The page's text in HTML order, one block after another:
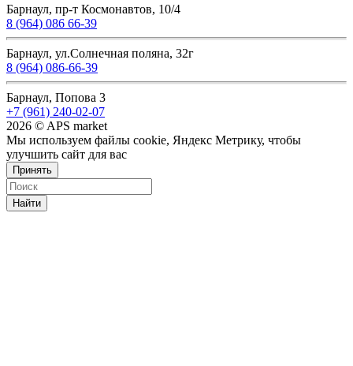
Барнаул, пр-т Космонавтов, 10/4
8 (964) 086 66-39
Барнаул, ул.Солнечная поляна, 32г
8 (964) 086-66-39
Барнаул, Попова 3
+7 (961) 240-02-07
2026 © APS market
Мы используем файлы cookie, Яндекс Метрику, чтобы
улучшить сайт для вас
Принять
Найти